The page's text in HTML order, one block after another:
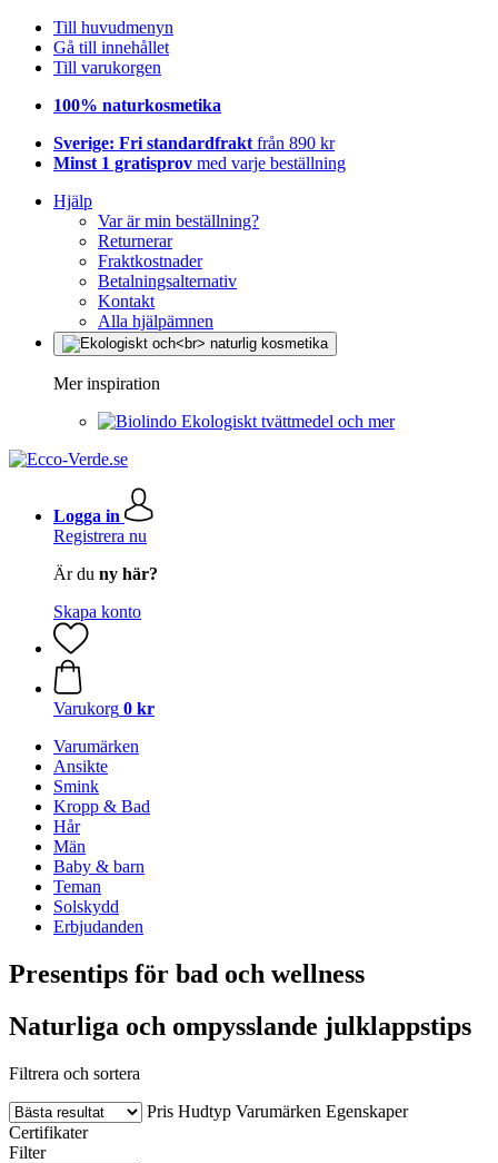
Till huvudmenyn
Gå till innehållet
Till varukorgen
100% naturkosmetika
Sverige: Fri standardfrakt från 890 kr
Minst 1 gratisprov med varje beställning
Hjälp
Var är min beställning?
Returnerar
Fraktkostnader
Betalningsalternativ
Kontakt
Alla hjälpämnen
Mer inspiration
Ekologiskt tvättmedel och mer
Logga in
Registrera nu
Är du ny här?
Skapa konto
Varukorg 0 kr
Varumärken
Ansikte
Smink
Kropp & Bad
Hår
Män
Baby & barn
Teman
Solskydd
Erbjudanden
Presentips för bad och wellness
Naturliga och ompysslande julklappstips
Filtrera och sortera
Pris Hudtyp Varumärken Egenskaper
Certifikater
Filter